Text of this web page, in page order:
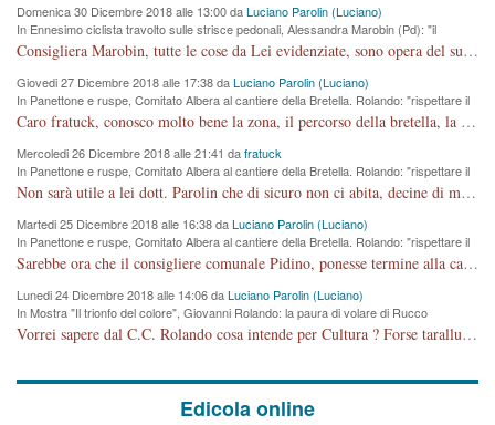
Domenica 30 Dicembre 2018 alle 13:00 daLuciano Parolin (Luciano)
In Ennesimo ciclista travolto sulle strisce pedonali, Alessandra Marobin (Pd): "il
Comune si svegli"
Consigliera Marobin, tutte le cose da Lei evidenziate, sono opera del suo ex Assessore e compagno di Partito Antonio Marco Dalla Pozza Assessore alla "progettazione" di piste ciclabili e altre porcherie. A lui manderei il conto da saldare per incidenti e danni alle persone. E' ora che "finiamola." Avete perso rassegnatevi. qui IL SINDACO RUCCO NON C'ENTRA PER NIENTE. CAPITO!!!!!!!! Amen.
Giovedi 27 Dicembre 2018 alle 17:38 daLuciano Parolin (Luciano)
In Panettone e ruspe, Comitato Albera al cantiere della Bretella. Rolando: "rispettare il
cronoprogramma"
Caro fratuck, conosco molto bene la zona, il percorso della bretella, la situazione dei cittadini, abito in Viale Trento. A partire dal 2003 ho partecipato al Comitato di Maddalene pro bretella, e a riunioni propositive per apportare modifiche al progetto. Numerose mie foto del territorio sono arrivate a Roma, altri miei interventi (non graditi dalla Sx) sono stati pubblicati dal GdV, assieme ad altri come Ciro Asproso, ora favorevole alla bretella. Ho partecipato alla raccolta firme per la chiusura della strada x 5 giorni eseguita dal Sindaco Hullwech per sforamento 180 Micro/g. Pertanto come impegno per la tematica sono apposto con la coscienza. Ora il Progetto è partito, fine! Voglio dire che la nuova Giunta "comunale" non c'entra più. L'opera sarà "malauguratamente" eseguita, ma non con il mio placet. Il Consigliere Comunale dovrebbe capire che la campagna elettorale è finita, con buona pace di tutti. Quello che invece dovrebbe interessare è la proprietà della strada, dall'uscita autostradale Ovest, sino alla Rotatoria dell'Albara, vi sono tre possessori: Autostrade SpA; La Provincia, il Comune. Come la mettiamo per il futuro ? I costi, da 50 sono saliti a 100 milioni di € come dire 20 milioni a KM (!) da non credere. Comunque si farà. Ma nessuno canti Vittoria, anzi meglio non farne un ulteriore fatto "partitico" per questioni elettorali o di seggio. Se mi manda la sua mail, sono disponibile ad inviare i documenti e le foto sopra descritte. Con ossequi, Luciano Parolin
Mercoledi 26 Dicembre 2018 alle 21:41 dafratuck
In Panettone e ruspe, Comitato Albera al cantiere della Bretella. Rolando: "rispettare il
cronoprogramma"
Non sarà utile a lei dott. Parolin che di sicuro non ci abita, decine di migliaia di TIR, automobili e padroncini che passano quotidianamente per una strada appena rotabile, non è più possibile stendere i panni, attraversare la strada senza rischiare la morte, le case stanno crepando, i tempi sono cambiati e la bretella non passerà assolutamente per maddalene (ma cosa sta a dire?!), dia invece responsabilità a chi ha costruito tagliando la strada che doveva invece terminare a isola vicentina e non al moracchino lasciando Motta di Costabissara ancora in panne di traffico. I tempi sono cambiati dottore e se l'anagrafe della vita stagna nell'essere umano impressioni conservatrici, la società non le considera perchè va avanti, si industrializza e ha bisogno di infrastrutture e di sviluppo. Ultima considerazione, se è geloso di Rolando perchè vede in lui solo campagne politiche mentre si difendono i SOLI diritti dei cittadini, la preghiamo faccia considerazioni più appropriate. Saluti e complimenti per i suoi scritti.
Martedi 25 Dicembre 2018 alle 16:38 daLuciano Parolin (Luciano)
In Panettone e ruspe, Comitato Albera al cantiere della Bretella. Rolando: "rispettare il
cronoprogramma"
Sarebbe ora che il consigliere comunale Pidino, ponesse termine alla campagna elettorale nel territorio del suo seggio Villaggio del Sole. La tiraca è iniziata, distruggerà 6 km di prateria ovest della città, ricca di fonti e sorgenti d'acqua. I cittadini di Maddalene non avranno più Pace la notte. Molta colpa per la costruzione di questa Strada è proprio del signor Rolando,dei suoi gazebo mobili e che vuol far passare questa opera VANDALICA come progetto "utile" a chi ? Non è cosa seria sig. Rolando!
Lunedi 24 Dicembre 2018 alle 14:06 daLuciano Parolin (Luciano)
In Mostra "Il trionfo del colore", Giovanni Rolando: la paura di volare di Rucco
Vorrei sapere dal C.C. Rolando cosa intende per Cultura ? Forse tarallucci, vino e sagre, o spaghetti tricolori del PD ? Il continuo (s)parlare della mostra a Palazzo Chiericati caro consigliere DANNEGGIA FORTEMENTE l'immagine della città TUTTA e fa deviare i consensi che in RUSSIA (badi bene ex U.R.S.S.) sono ECCELLENTI. A livello artistico l'evento è di alta Valenza culturale, COMPITO di Tutta la Cittadinanza fare il possibile per propagandare l'iniziativa senza farne UN CASO PARTITICO come fa Lei da sempre. Meno Gazebo + Partecipazione! E così sia. Amen.
Edicola online